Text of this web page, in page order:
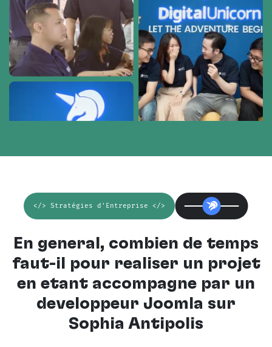
</> Stratégies d'Entreprise </>
En général, combien de temps
faut-il pour réaliser un projet
en étant accompagné par un
développeur Joomla sur
Sophia Antipolis